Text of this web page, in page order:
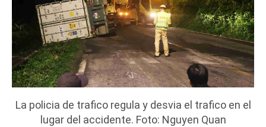
La policia de trafico regula y desvia el trafico en el
lugar del accidente. Foto: Nguyen Quan